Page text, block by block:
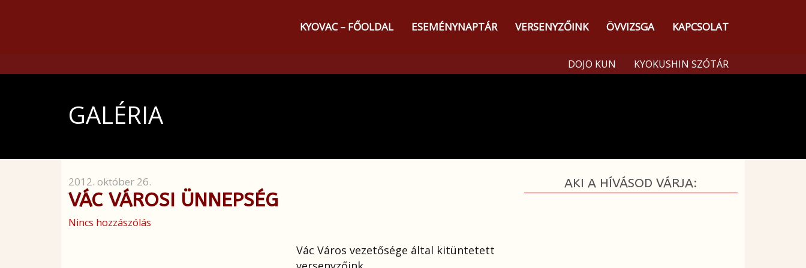
KYOVAC – FŐOLDAL ESEMÉNYNAPTÁR VERSENYZŐINK ÖVVIZSGA KAPCSOLAT
DOJO KUN KYOKUSHIN SZÓTÁR
GALÉRIA
2012. október 26.
VÁC VÁROSI ÜNNEPSÉG
Nincs hozzászólás
Vác Város vezetősége által kitüntetett
AKI A HÍVÁSOD VÁRJA: